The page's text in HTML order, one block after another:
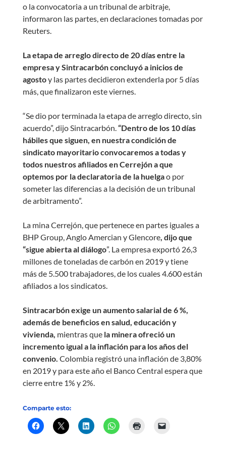
o la convocatoria a un tribunal de arbitraje,
informaron las partes, en declaraciones tomadas por
Reuters.
La etapa de arreglo directo de 20 días entre la
empresa y Sintracarbón concluyó a inicios de
agostoy las partes decidieron extenderla por 5 días
más, que finalizaron este viernes.
“Se dio por terminada la etapa de arreglo directo, sin
acuerdo”, dijo Sintracarbón.“Dentro de los 10 días
hábiles que siguen, en nuestra condición de
sindicato mayoritario convocaremos a todas y
todos nuestros afiliados en Cerrejón a que
optemos por la declaratoria de la huelgao por
someter las diferencias a la decisión de un tribunal
de arbitramento”.
La mina Cerrejón, que pertenece en partes iguales a
BHP Group, Anglo Amercian y Glencore, dijo que
“sigue abierta al diálogo”. La empresa exportó 26,3
millones de toneladas de carbón en 2019 y tiene
más de 5.500 trabajadores, de los cuales 4.600 están
afiliados a los sindicatos.
Sintracarbón exige un aumento salarial de 6 %,
además de beneficios en salud, educación y
vivienda, mientras que la minera ofreció un
incremento igual a la inflación para los años del
convenio. Colombia registró una inflación de 3,80%
en 2019 y para este año el Banco Central espera que
cierre entre 1% y 2%.
Comparte esto: